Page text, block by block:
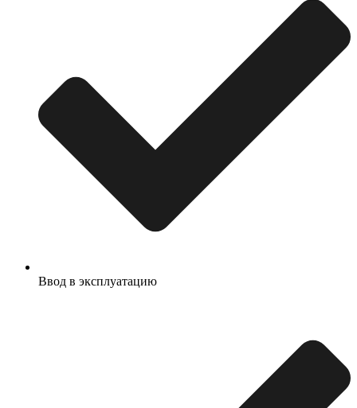
Ввод в эксплуатацию